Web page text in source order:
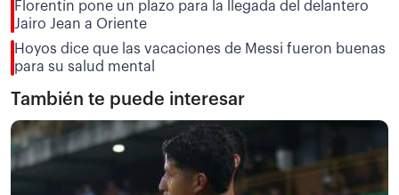
Florentín pone un plazo para la llegada del delantero
Jairo Jean a Oriente
Hoyos dice que las vacaciones de Messi fueron buenas
para su salud mental
También te puede interesar